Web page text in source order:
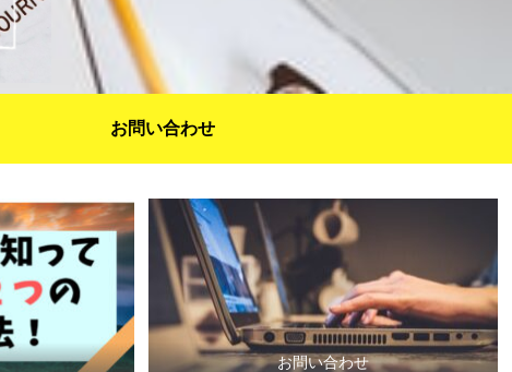
お問い合わせ
お問い合わせ